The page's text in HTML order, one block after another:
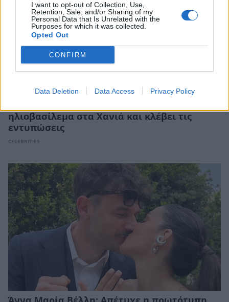
I want to opt-out of Collection, Use,
Retention, Sale, and/or Sharing of my
Personal Data that Is Unrelated with the
Purposes for which it was collected.
Opted Out
CONFIRM
Data Deletion Data Access Privacy Policy
ηλιοβασίλεμα στα Χανιά και κλέβει τις
εντυπώσεις
CELEBRITIES